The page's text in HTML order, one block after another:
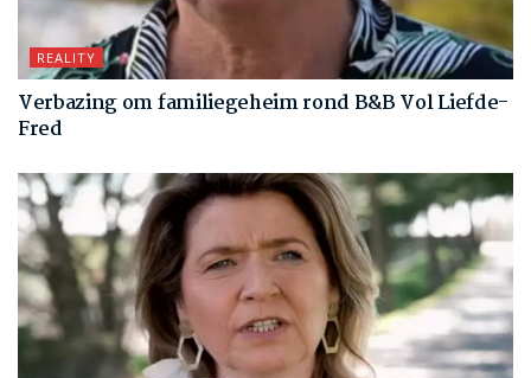
REALITY
Verbazing om familiegeheim rond B&B Vol Liefde-
Fred